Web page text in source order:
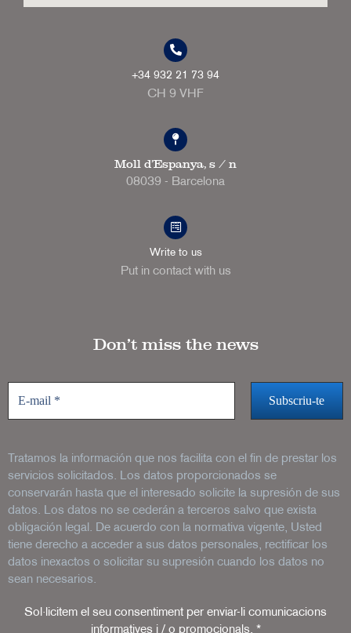
+34 932 21 73 94
CH 9 VHF
Moll d'Espanya, s / n
08039 - Barcelona
Write to us
Put in contact with us
Don’t miss the news
Tratamos la información que nos facilita con el fin de prestar los
servicios solicitados. Los datos proporcionados se
conservarán hasta que el interesado solicite la supresión de sus
datos. Los datos no se cederán a terceros salvo que exista
obligación legal. De acuerdo con la normativa vigente, Usted
tiene derecho a acceder a sus datos personales, rectificar los
datos inexactos o solicitar su supresión cuando los datos no
sean necesarios.
Sol·licitem el seu consentiment per enviar-li comunicacions
informatives i / o promocionals. *